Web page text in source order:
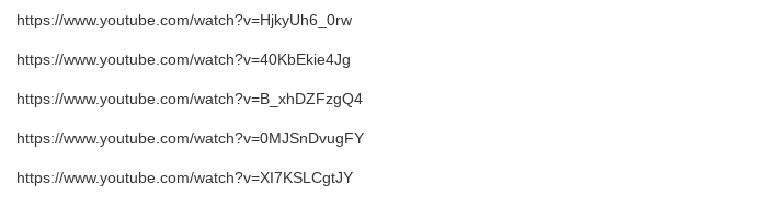
https://www.youtube.com/watch?v=HjkyUh6_0rw
https://www.youtube.com/watch?v=40KbEkie4Jg
https://www.youtube.com/watch?v=B_xhDZFzgQ4
https://www.youtube.com/watch?v=0MJSnDvugFY
https://www.youtube.com/watch?v=XI7KSLCgtJY